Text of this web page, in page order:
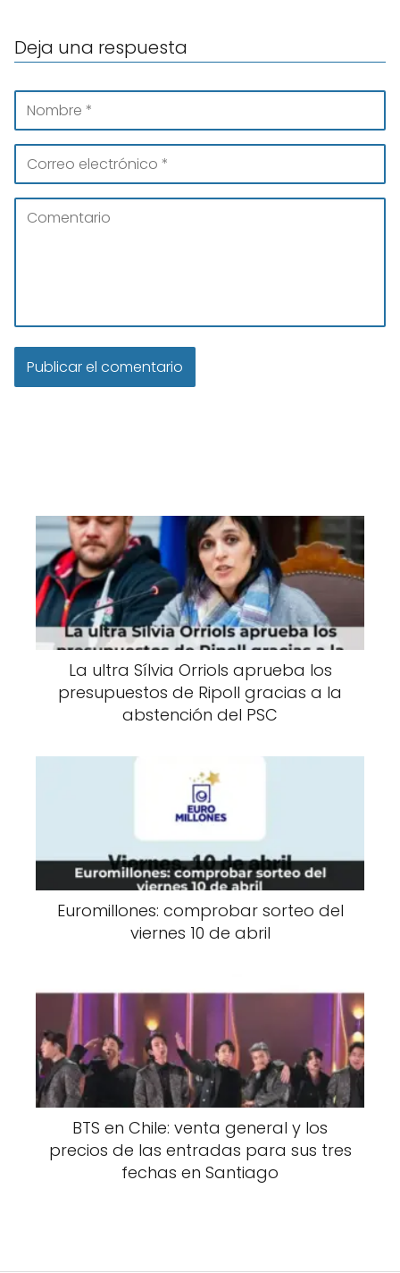
Deja una respuesta
La ultra Sílvia Orriols aprueba los
presupuestos de Ripoll gracias a la
abstención del PSC
Euromillones: comprobar sorteo del
viernes 10 de abril
BTS en Chile: venta general y los
precios de las entradas para sus tres
fechas en Santiago